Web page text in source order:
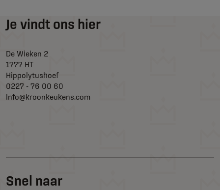
Snel naar
Je vindt ons hier
De Wieken 2
1777 HT
Hippolytushoef
0227 - 76 00 60
info@kroonkeukens.com